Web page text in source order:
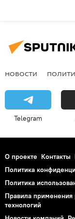
НОВОСТИ
Telegram
О проекте Контакты
Политика
Политика
Правила
технологий